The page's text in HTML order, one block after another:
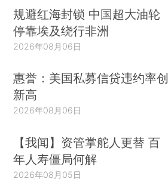
规避红海封锁 中国超大油轮
停靠埃及绕行非洲
2026年08月06日
惠誉：美国私募信贷违约率创
新高
2026年08月06日
【我闻】资管掌舵人更替 百
年人寿僵局何解
2026年08月05日